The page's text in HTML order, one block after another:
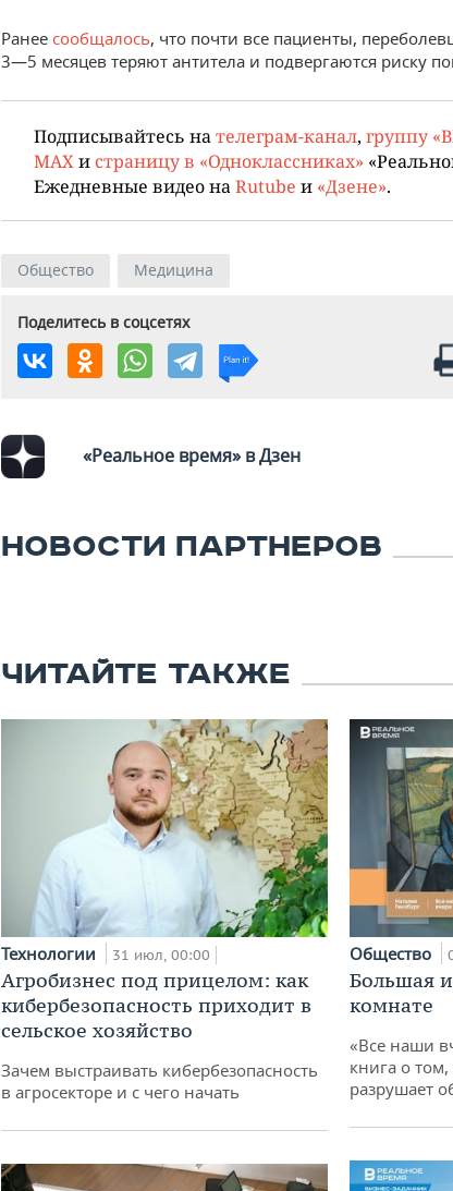
Ранее сообщалось, что почти все пациенты,
3—5 месяцев теряют антитела и подвергаются риску
Подписывайтесь на телеграм-канал, группу
MAX и страницу в «Одноклассниках»
Ежедневные видео на Rutube и «Дзене».
Общество Медицина
Поделитесь в соцсетях
«Реальное время» в Дзен
НОВОСТИ ПАРТНЕРОВ
ЧИТАЙТЕ ТАКЖЕ
Технологии 31 июл, 00:00
Агробизнес под прицелом: как
кибербезопасность приходит в
сельское хозяйство
Зачем выстраивать кибербезопасность
в агросекторе и с чего начать
Общество
Большая
комнате
«Все наши
книга о
разрушает